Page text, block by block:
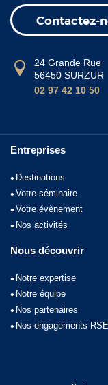
Contactez-
24 Grande Rue
56450 SURZUR
02 97 42 10 50
Entreprises
Destinations
Votre séminaire
Votre évènement
Nos activités
Nous découvrir
Notre expertise
Notre équipe
Nos partenaires
Nos engagements RSE